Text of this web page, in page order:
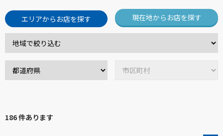
エリアからお店を探す 現在地からお店を探す
186 件あります